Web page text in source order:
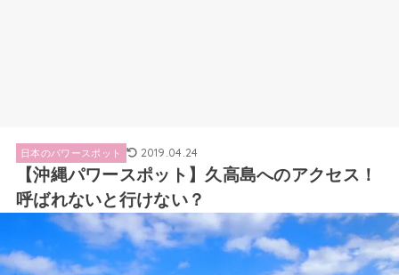
日本のパワースポット 2019.04.24
【沖縄パワースポット】久高島へのアクセス！
呼ばれないと行けない？